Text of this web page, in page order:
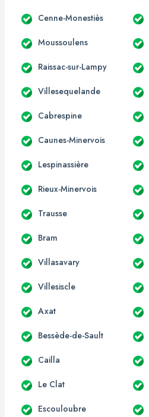
Cenne-Monestiès
Moussoulens
Raissac-sur-Lampy
Villesequelande
Cabrespine
Caunes-Minervois
Lespinassière
Rieux-Minervois
Trausse
Bram
Villasavary
Villesiscle
Axat
Bessède-de-Sault
Cailla
Le Clat
Escouloubre